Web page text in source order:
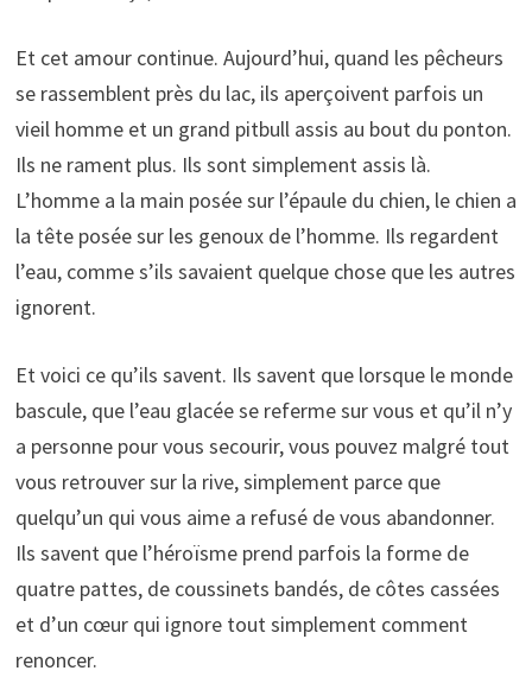
Et cet amour continue. Aujourd’hui, quand les pêcheurs
se rassemblent près du lac, ils aperçoivent parfois un
vieil homme et un grand pitbull assis au bout du ponton.
Ils ne rament plus. Ils sont simplement assis là.
L’homme a la main posée sur l’épaule du chien, le chien a
la tête posée sur les genoux de l’homme. Ils regardent
l’eau, comme s’ils savaient quelque chose que les autres
ignorent.
Et voici ce qu’ils savent. Ils savent que lorsque le monde
bascule, que l’eau glacée se referme sur vous et qu’il n’y
a personne pour vous secourir, vous pouvez malgré tout
vous retrouver sur la rive, simplement parce que
quelqu’un qui vous aime a refusé de vous abandonner.
Ils savent que l’héroïsme prend parfois la forme de
quatre pattes, de coussinets bandés, de côtes cassées
et d’un cœur qui ignore tout simplement comment
renoncer.